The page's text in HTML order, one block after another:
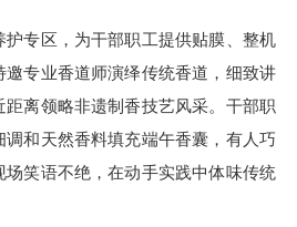
专区，为干部职工提供贴膜、整机
邀专业香道师演绎传统香道，细致讲
离领略非遗制香技艺风采。干部职
和天然香料填充端午香囊，有人巧
笑语不绝，在动手实践中体味传统